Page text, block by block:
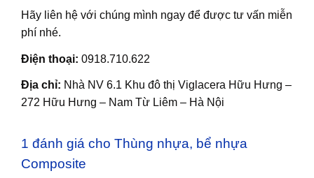
Hãy liên hệ với chúng mình ngay để được tư vấn miễn
phí nhé.
Điện thoại: 0918.710.622
Địa chỉ: Nhà NV 6.1 Khu đô thị Viglacera Hữu Hưng –
272 Hữu Hưng – Nam Từ Liêm – Hà Nội
1 đánh giá cho Thùng nhựa, bể nhựa
Composite